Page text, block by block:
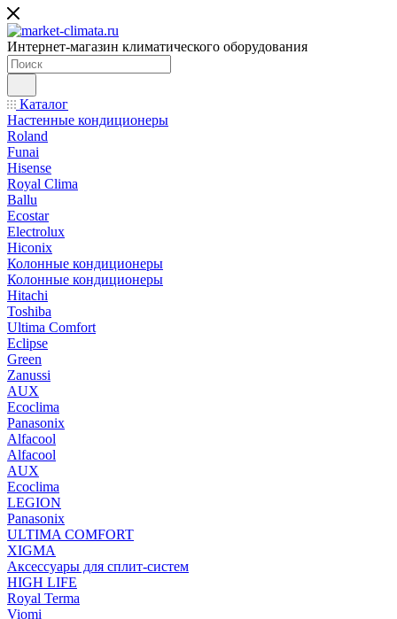
Интернет-магазин климатического оборудования
Каталог
Настенные кондиционеры
Roland
Funai
Hisense
Royal Clima
Ballu
Ecostar
Electrolux
Hiconix
Колонные кондиционеры
Колонные кондиционеры
Hitachi
Toshiba
Ultima Comfort
Eclipse
Green
Zanussi
AUX
Ecoclima
Panasonix
Alfacool
Alfacool
AUX
Ecoclima
LEGION
Panasonix
ULTIMA COMFORT
XIGMA
Аксессуары для сплит-систем
HIGH LIFE
Royal Terma
Viomi